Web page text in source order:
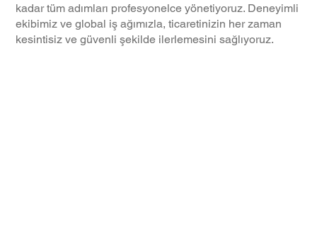
kadar tüm adımları profesyonelce yönetiyoruz. Deneyimli
ekibimiz ve global iş ağımızla, ticaretinizin her zaman
kesintisiz ve güvenli şekilde ilerlemesini sağlıyoruz.